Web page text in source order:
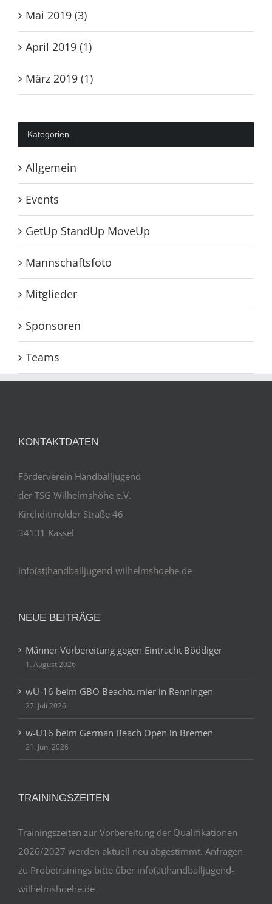
Mai 2019 (3)
April 2019 (1)
März 2019 (1)
Kategorien
Allgemein
Events
GetUp StandUp MoveUp
Mannschaftsfoto
Mitglieder
Sponsoren
Teams
KONTAKTDATEN
Förderverein Handballjugend
der TSG Wilhelmshöhe e.V.
Kirchditmolder Straße 46
34131 Kassel
info(at)handballjugend-wilhelmshoehe.de
NEUE BEITRÄGE
Männer Vorbereitung gegen Eintracht Böddiger
1. August 2026
wU-16 beim GBO Beachturnier in Renningen
27. Juli 2026
w-U16 beim German Beach Open in Bremen
21. Juni 2026
TRAININGSZEITEN
Trainingszeiten zur Vorbereitung der Qualifikationen
2026/2027 werden aktuell neu abgestimmt. Anfragen
zu Probetrainings bitte über info(at)handballjugend-
wilhelmshoehe.de